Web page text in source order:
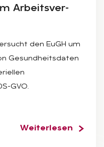
Ar­beits­ver­
den EuGH um
Gesundheitsdaten
GVO.
Weiterlesen